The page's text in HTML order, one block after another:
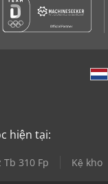
hiện tại:
310 Fp Kệ kho